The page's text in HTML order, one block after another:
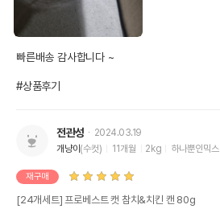
빠른배송 감사합니다 ~
#상품후기
전관성
2024.03.19
개냥이 (수컷) 11개월 2kg 하나뿐인믹스
재구매
[24개세트] 프로베스트 캣 참치&치킨 캔 80g